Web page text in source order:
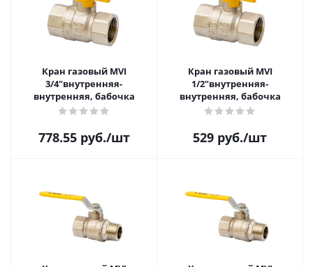
Кран газовый MVI
3/4"внутренняя-
внутренняя, бабочка
778.55руб./шт
Кран газовый MVI
1/2"внутренняя-
внутренняя, бабочка
529 руб./шт